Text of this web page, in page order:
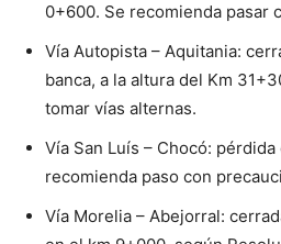
0+600. Se recomienda pasar
Vía Autopista – Aquitania:
banca, a la altura del Km
tomar vías alternas.
Vía San Luís – Chocó:
recomienda paso con
Vía Morelia – Abejorral: